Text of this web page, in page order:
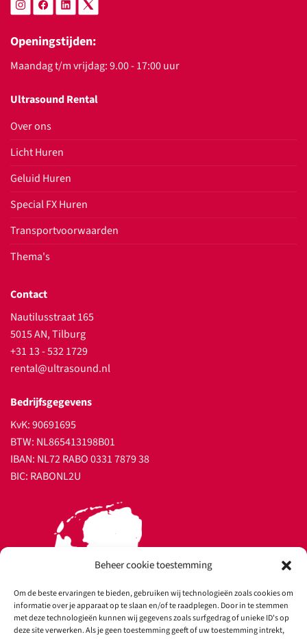
Beheer cookie toestemming
Om de beste ervaringen te bieden, gebruiken wij technologieën zoals cookies om
informatie over je apparaat op te slaan en/of te raadplegen. Door in te stemmen
met deze technologieën kunnen wij gegevens zoals surfgedrag of unieke ID's op
deze site verwerken. Als je geen toestemming geeft of uw toestemming intrekt,
Openingstijden:
Maandag t/m vrijdag: 9.00 - 17:00 uur
Ultrasound Rental
Over ons
Licht Huren
Geluid Huren
Special FX Huren
Transportvoorwaarden
Thema's
Contact
Nautilusstraat 165
5015 AN, Tilburg
+31 13 - 532 1729
rental@ultrasound.nl
Bedrijfsgegevens
KvK: 90691695
BTW: NL865413198B01
IBAN: NL72 RABO 0331 7879 38
BIC: RABONL2U